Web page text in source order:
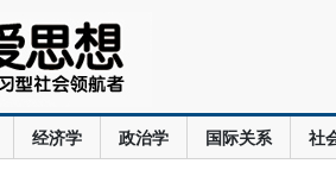
经济学 政治学 国际关系 社